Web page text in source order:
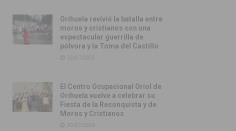
Orihuela revivió la batalla entre
moros y cristianos con una
espectacular guerrilla de
pólvora y la Toma del Castillo
22/07/2026
El Centro Ocupacional Oriol de
Orihuela vuelve a celebrar su
Fiesta de la Reconquista y de
Moros y Cristianos
20/07/2026